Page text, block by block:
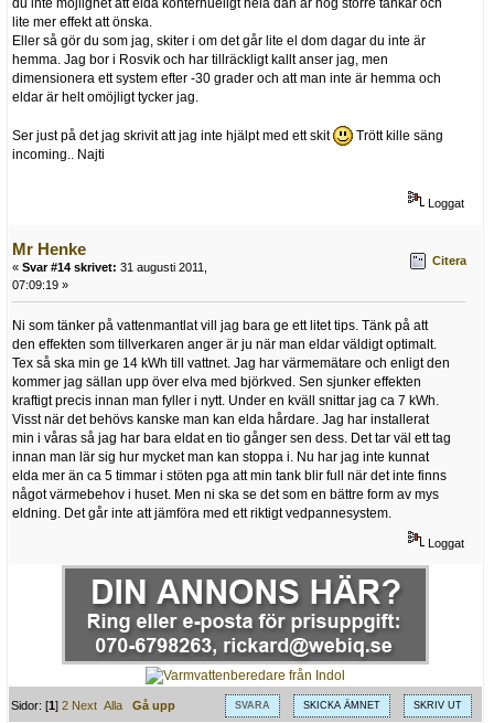
lite mer effekt att önska.
Eller så gör du som jag, skiter i om det går lite el dom dagar du inte är
hemma. Jag bor i Rosvik och har tillräckligt kallt anser jag, men
dimensionera ett system efter -30 grader och att man inte är hemma och
eldar är helt omöjligt tycker jag.
Ser just på det jag skrivit att jag inte hjälpt med ett skit
Trött kille säng
incoming.. Najti
Loggat
Mr Henke
« Svar #14 skrivet: 31 augusti 2011,
07:09:19 »
Citera
Ni som tänker på vattenmantlat vill jag bara ge ett litet tips. Tänk på att
den effekten som tillverkaren anger är ju när man eldar väldigt optimalt.
Tex så ska min ge 14 kWh till vattnet. Jag har värmemätare och enligt den
kommer jag sällan upp över elva med björkved. Sen sjunker effekten
kraftigt precis innan man fyller i nytt. Under en kväll snittar jag ca 7 kWh.
Visst när det behövs kanske man kan elda hårdare. Jag har installerat
min i våras så jag har bara eldat en tio gånger sen dess. Det tar väl ett tag
innan man lär sig hur mycket man kan stoppa i. Nu har jag inte kunnat
elda mer än ca 5 timmar i stöten pga att min tank blir full när det inte finns
något värmebehov i huset. Men ni ska se det som en bättre form av mys
eldning. Det går inte att jämföra med ett riktigt vedpannesystem.
Loggat
SVARA SKICKA ÄMNET SKRIV UT
Sidor: [1]2 Next Alla
Gå upp